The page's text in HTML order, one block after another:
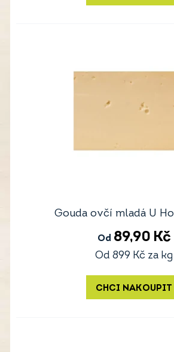
Gouda ovčí mladá U
Od 89,90 Kč
Od 899 Kč za kg
CHCI NAKOUPIT